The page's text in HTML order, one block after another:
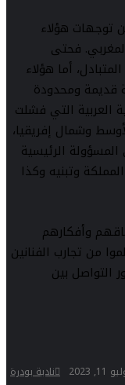
توجهات هؤلاء
فحتى
أما هؤلاء
قديمة ومحدودة
العربية التي فشلت
وشمال إفريقيا،
الرئيسية
وتبنيه وكذا
وأفكارهم
من تجارب الفنانين
التواصل بين
نادية بودرة 11, 2023